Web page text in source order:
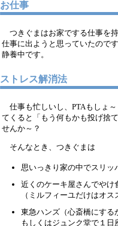
お仕事
つきぐまはお家でする仕事を
仕事に出ようと思っていたので
静養中です。
ストレス解消法
仕事も忙しいし、PTAもしょ
てくると「もう何もかも投げ捨
せんか～？
そんなとき、つきぐまは
思いっきり家の中でスリッ
近くのケーキ屋さんでやけ
（ミルフィーユだけはオ
東急ハンズ（心斎橋にする
もしくはジュンク堂で１日